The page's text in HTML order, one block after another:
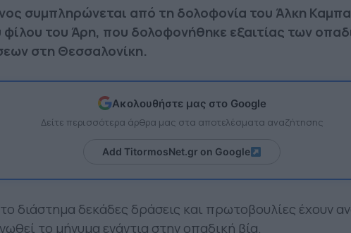
συμπληρώνεται από τη δολοφονία του Άλκη
φίλου του Άρη, που δολοφονήθηκε εξαιτίας των
στη Θεσσαλονίκη.
Ακολουθήστε μας στο Google
Δείτε περισσότερα άρθρα μας στα αποτελέσματα αναζήτησης
Add TitormosNet.gr on Google
διάστημα δεκάδες δράσεις και πρωτοβουλίες έχουν
το μήνυμα ενάντια στην οπαδική βία.